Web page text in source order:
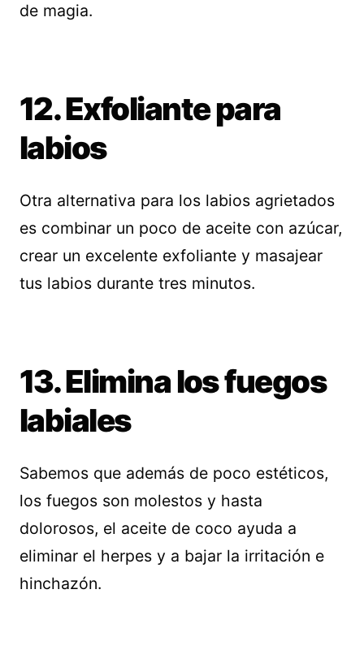
de magia.
12. Exfoliante para
labios
Otra alternativa para los labios agrietados
es combinar un poco de aceite con azúcar,
crear un excelente exfoliante y masajear
tus labios durante tres minutos.
13. Elimina los fuegos
labiales
Sabemos que además de poco estéticos,
los fuegos son molestos y hasta
dolorosos, el aceite de coco ayuda a
eliminar el herpes y a bajar la irritación e
hinchazón.